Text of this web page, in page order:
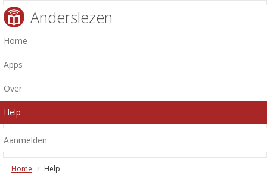
Anderslezen
Home
Apps
Over
Help
Aanmelden
Home Help